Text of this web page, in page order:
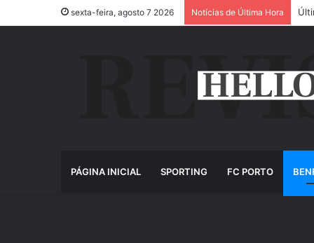
sexta-feira, agosto 7 2026 Notícias de Última Hora
PÁGINA INICIAL SPORTING FC PORTO